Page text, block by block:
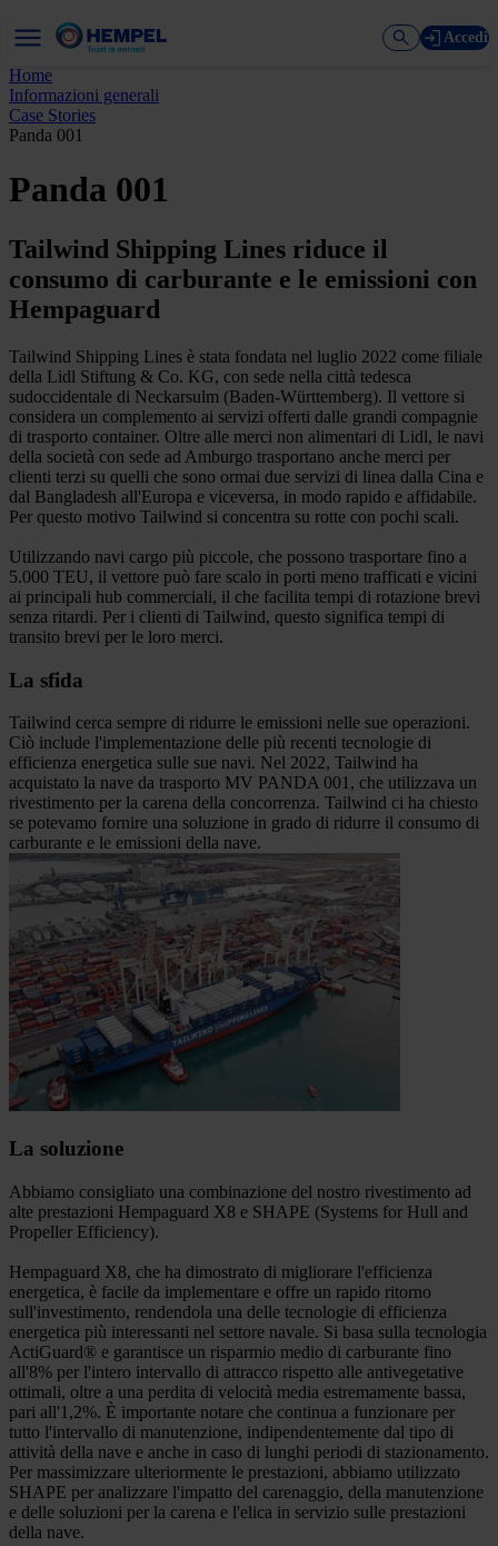
Accedi
Home
Informazioni generali
Case Stories
Panda 001
Panda 001
Tailwind Shipping Lines riduce il
consumo di carburante e le emissioni con
Hempaguard
Tailwind Shipping Lines è stata fondata nel luglio 2022 come filiale
della Lidl Stiftung & Co. KG, con sede nella città tedesca
sudoccidentale di Neckarsulm (Baden-Württemberg). Il vettore si
considera un complemento ai servizi offerti dalle grandi compagnie
di trasporto container. Oltre alle merci non alimentari di Lidl, le navi
della società con sede ad Amburgo trasportano anche merci per
clienti terzi su quelli che sono ormai due servizi di linea dalla Cina e
dal Bangladesh all'Europa e viceversa, in modo rapido e affidabile.
Per questo motivo Tailwind si concentra su rotte con pochi scali.
Utilizzando navi cargo più piccole, che possono trasportare fino a
5.000 TEU, il vettore può fare scalo in porti meno trafficati e vicini
ai principali hub commerciali, il che facilita tempi di rotazione brevi
senza ritardi. Per i clienti di Tailwind, questo significa tempi di
transito brevi per le loro merci.
La sfida
Tailwind cerca sempre di ridurre le emissioni nelle sue operazioni.
Ciò include l'implementazione delle più recenti tecnologie di
efficienza energetica sulle sue navi. Nel 2022, Tailwind ha
acquistato la nave da trasporto MV PANDA 001, che utilizzava un
rivestimento per la carena della concorrenza. Tailwind ci ha chiesto
se potevamo fornire una soluzione in grado di ridurre il consumo di
carburante e le emissioni della nave.
La soluzione
Abbiamo consigliato una combinazione del nostro rivestimento ad
alte prestazioni Hempaguard X8 e SHAPE (Systems for Hull and
Propeller Efficiency).
Hempaguard X8, che ha dimostrato di migliorare l'efficienza
energetica, è facile da implementare e offre un rapido ritorno
sull'investimento, rendendola una delle tecnologie di efficienza
energetica più interessanti nel settore navale. Si basa sulla tecnologia
ActiGuard® e garantisce un risparmio medio di carburante fino
all'8% per l'intero intervallo di attracco rispetto alle antivegetative
ottimali, oltre a una perdita di velocità media estremamente bassa,
pari all'1,2%. È importante notare che continua a funzionare per
tutto l'intervallo di manutenzione, indipendentemente dal tipo di
attività della nave e anche in caso di lunghi periodi di stazionamento.
Per massimizzare ulteriormente le prestazioni, abbiamo utilizzato
SHAPE per analizzare l'impatto del carenaggio, della manutenzione
e delle soluzioni per la carena e l'elica in servizio sulle prestazioni
della nave.